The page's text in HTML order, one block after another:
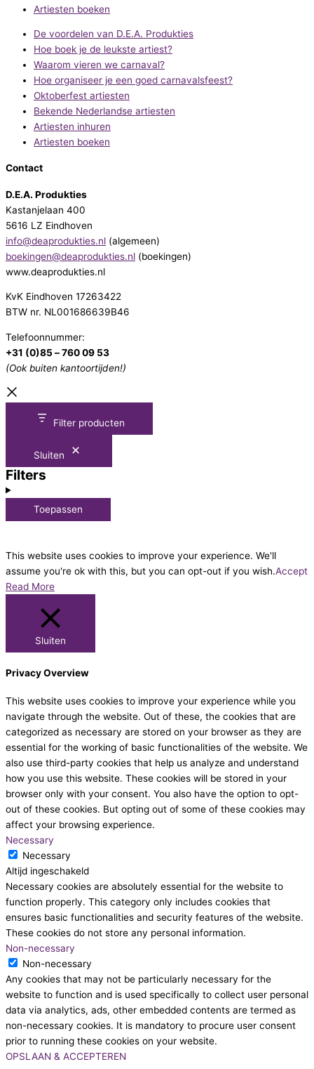
Artiesten boeken
De voordelen van D.E.A. Produkties
Hoe boek je de leukste artiest?
Waarom vieren we carnaval?
Hoe organiseer je een goed carnavalsfeest?
Oktoberfest artiesten
Bekende Nederlandse artiesten
Artiesten inhuren
Artiesten boeken
Contact
D.E.A. Produkties
Kastanjelaan 400
5616 LZ Eindhoven
info@deaprodukties.nl (algemeen)
boekingen@deaprodukties.nl (boekingen)
www.deaprodukties.nl
KvK Eindhoven 17263422
BTW nr. NL001686639B46
Telefoonnummer:
+31 (0)85 – 760 09 53
(Ook buiten kantoortijden!)
Filter producten
Sluiten
Filters
Toepassen
This website uses cookies to improve your experience. We'll
assume you're ok with this, but you can opt-out if you wish.Accept
Read More
Sluiten
Privacy Overview
This website uses cookies to improve your experience while you
navigate through the website. Out of these, the cookies that are
categorized as necessary are stored on your browser as they are
essential for the working of basic functionalities of the website. We
also use third-party cookies that help us analyze and understand
how you use this website. These cookies will be stored in your
browser only with your consent. You also have the option to opt-
out of these cookies. But opting out of some of these cookies may
affect your browsing experience.
Necessary
Necessary
Altijd ingeschakeld
Necessary cookies are absolutely essential for the website to
function properly. This category only includes cookies that
ensures basic functionalities and security features of the website.
These cookies do not store any personal information.
Non-necessary
Non-necessary
Any cookies that may not be particularly necessary for the
website to function and is used specifically to collect user personal
data via analytics, ads, other embedded contents are termed as
non-necessary cookies. It is mandatory to procure user consent
prior to running these cookies on your website.
OPSLAAN & ACCEPTEREN